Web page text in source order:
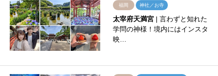
福岡 神社／お寺
太宰府天満宮| 言わずと知れた
学問の神様！境内にはインスタ
映…